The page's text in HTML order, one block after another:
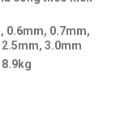
0.6mm, 0.7mm,
3.0mm